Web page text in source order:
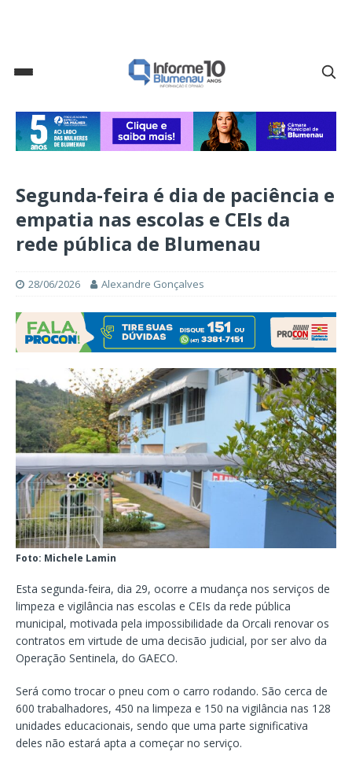
Segunda-feira é dia de paciência e
empatia nas escolas e CEIs da
rede pública de Blumenau
28/06/2026 Alexandre Gonçalves
Foto: Michele Lamin
Esta segunda-feira, dia 29, ocorre a mudança nos serviços de
limpeza e vigilância nas escolas e CEIs da rede pública
municipal, motivada pela impossibilidade da Orcali renovar os
contratos em virtude de uma decisão judicial, por ser alvo da
Operação Sentinela, do GAECO.
Será como trocar o pneu com o carro rodando. São cerca de
600 trabalhadores, 450 na limpeza e 150 na vigilância nas 128
unidades educacionais, sendo que uma parte significativa
deles não estará apta a começar no serviço.